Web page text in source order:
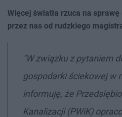
Więcej światła rzuca na
przez nas od rudzkiego
"W związku z pytaniem
gospodarki ściekowej w
informuję, że
Kanalizacji (PWiK)